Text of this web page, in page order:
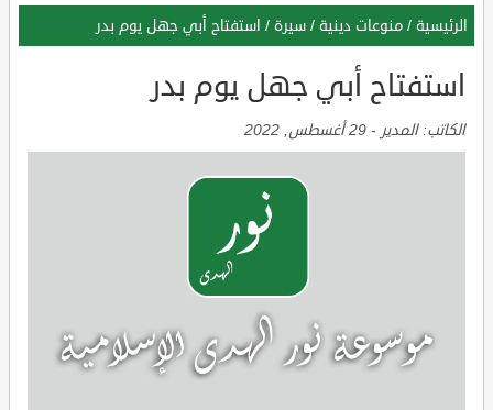
الرئيسية / منوعات دينية / سيرة / استفتاح أبي جهل يوم بدر
استفتاح أبي جهل يوم بدر
الكاتب:المدير - 29 أغسطس, 2022